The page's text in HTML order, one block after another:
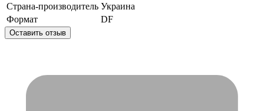
Страна-производитель Украина
Формат
DF
Оставить отзыв